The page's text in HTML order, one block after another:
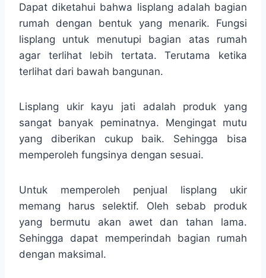
Dapat diketahui bahwa lisplang adalah bagian
rumah dengan bentuk yang menarik. Fungsi
lisplang untuk menutupi bagian atas rumah
agar terlihat lebih tertata. Terutama ketika
terlihat dari bawah bangunan.
Lisplang ukir kayu jati adalah produk yang
sangat banyak peminatnya. Mengingat mutu
yang diberikan cukup baik. Sehingga bisa
memperoleh fungsinya dengan sesuai.
Untuk memperoleh penjual lisplang ukir
memang harus selektif. Oleh sebab produk
yang bermutu akan awet dan tahan lama.
Sehingga dapat memperindah bagian rumah
dengan maksimal.